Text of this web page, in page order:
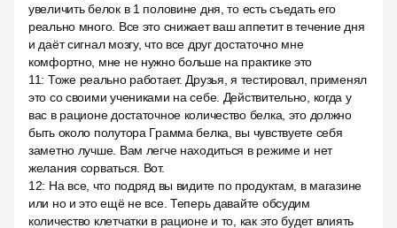
увеличить белок в 1 половине дня, то есть съедать его
реально много. Все это снижает ваш аппетит в течение дня
и даёт сигнал мозгу, что все друг достаточно мне
комфортно, мне не нужно больше на практике это
11: Тоже реально работает. Друзья, я тестировал, применял
это со своими учениками на себе. Действительно, когда у
вас в рационе достаточное количество белка, это должно
быть около полутора Грамма белка, вы чувствуете себя
заметно лучше. Вам легче находиться в режиме и нет
желания сорваться. Вот.
12: На все, что подряд вы видите по продуктам, в магазине
или но и это ещё не все. Теперь давайте обсудим
количество клетчатки в рационе и то, как это будет влиять